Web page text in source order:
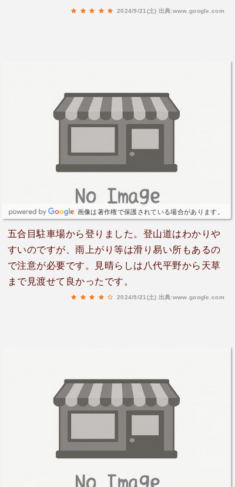
2024/9/21(土) 出典:www.google.com
画像は著作権で保護されている場合があります。
五合目駐車場から登りました。登山道はわかりや
すいのですが、雨上がり等は滑り易い所もあるの
で注意が必要です。見晴らしは八代平野から天草
まで見渡せて良かったです。
2024/9/21(土) 出典:www.google.com